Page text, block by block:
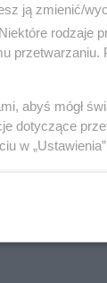
złotych dla
ją zmienić/
rodzaje
przetwarzaniu.
abyś mógł
dotyczące
w